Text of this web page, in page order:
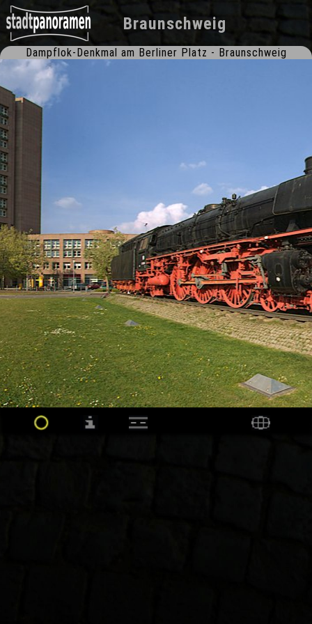
Braunschweig
Dampflok-Denkmal am Berliner Platz - Braunschweig